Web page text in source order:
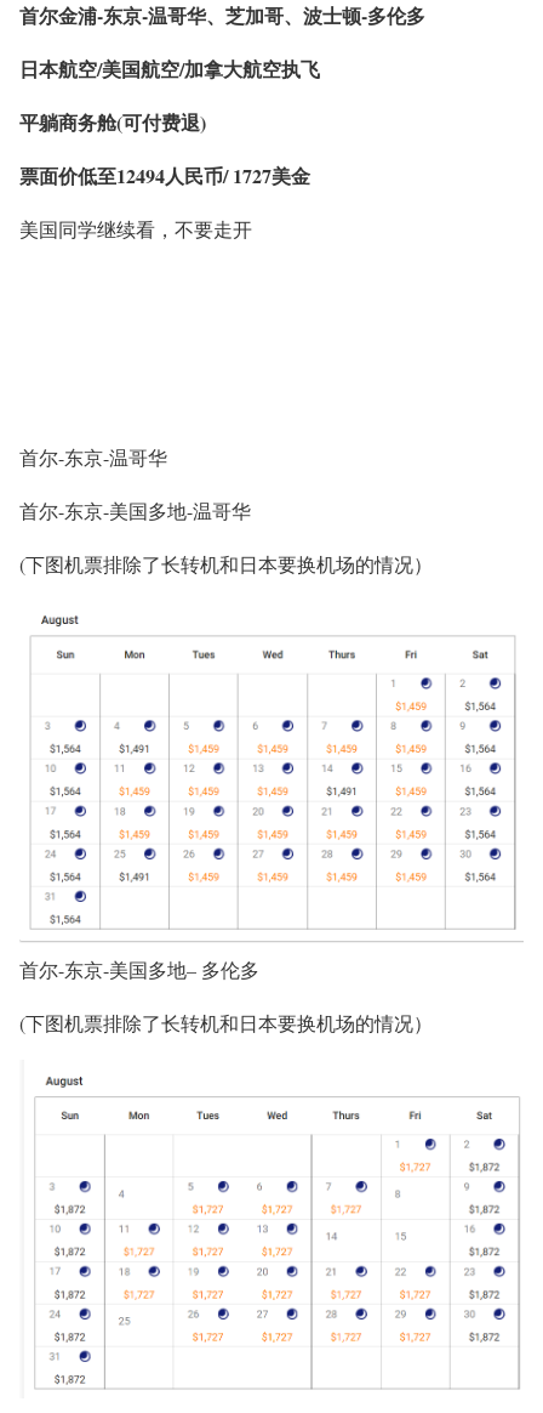
首尔金浦-东京-温哥华、芝加哥、波士顿-多伦多
日本航空/美国航空/加拿大航空执飞
平躺商务舱(可付费退)
票面价低至12494人民币/ 1727美金
美国同学继续看，不要走开
首尔-东京-温哥华
首尔-东京-美国多地-温哥华
(下图机票排除了长转机和日本要换机场的情况）
首尔-东京-美国多地– 多伦多
(下图机票排除了长转机和日本要换机场的情况）